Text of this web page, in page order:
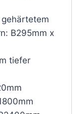
B295mm x
tiefer